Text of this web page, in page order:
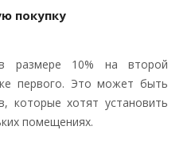
покупку
размере 10% на второй
первого. Это может быть
которые хотят установить
помещениях.